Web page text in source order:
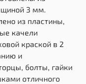
3 мм.
из пластины,
качели
краской в 2
и
болты, гайки
отличного